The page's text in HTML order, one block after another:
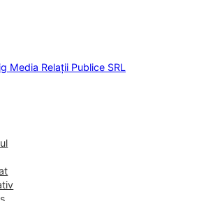
Media Relații Publice SRL